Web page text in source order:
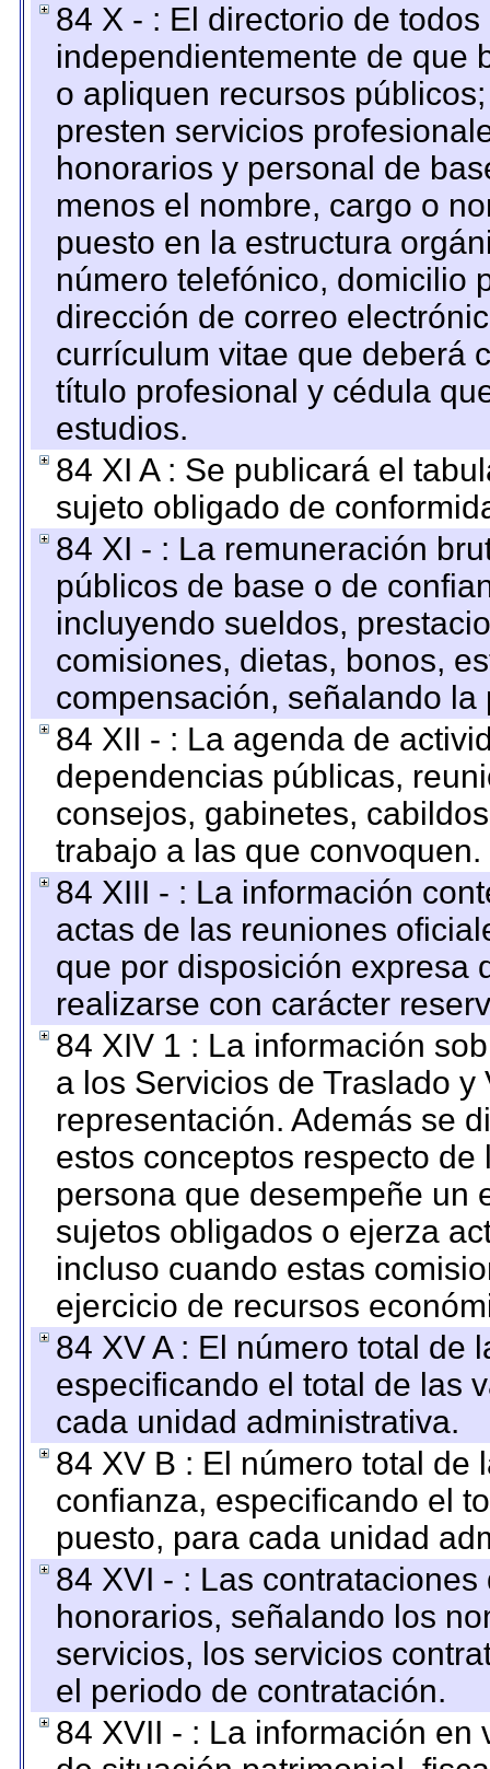
84 X - : El directorio de
independientemente de que
o apliquen recursos
presten servicios
honorarios y personal de
menos el nombre, cargo o
puesto en la estructura
número telefónico, domicilio
dirección de correo
currículum vitae que deberá
título profesional y cédula
estudios.
84 XI A : Se publicará el
sujeto obligado de
84 XI - : La remuneración
públicos de base o de
incluyendo sueldos,
comisiones, dietas, bonos,
compensación, señalando
84 XII - : La agenda de
dependencias públicas,
consejos, gabinetes,
trabajo a las que convoquen.
84 XIII - : La información
actas de las reuniones
que por disposición expresa
realizarse con carácter
84 XIV 1 : La información
a los Servicios de Traslado
representación. Además se
estos conceptos respecto
persona que desempeñe un
sujetos obligados o ejerza
incluso cuando estas
ejercicio de recursos
84 XV A : El número total de
especificando el total de las
cada unidad administrativa.
84 XV B : El número total de
confianza, especificando el
puesto, para cada unidad
84 XVI - : Las
honorarios, señalando los
servicios, los servicios
el periodo de contratación.
84 XVII - : La información